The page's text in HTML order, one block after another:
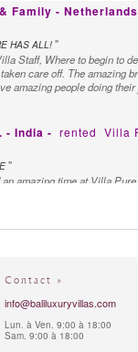
Family -
HAS ALL! "
Staff, Where to begin to
care off. The amazing
amazing people doing
- India - rented Villa
"
an amazing time at Villa
STAFF ALWAYS KNEW
villa Pure for the week and
of mind. Villa Pure staff
to mbak Novi who took
Contact »
info@baliluxuryvillas.com
Lun. à Ven. 9:00 à 18:00
Sam. 9:00 à 18:00